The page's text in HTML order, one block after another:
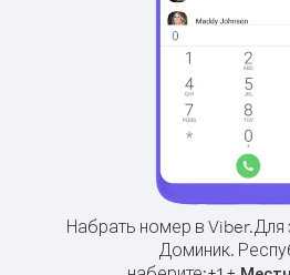
Набрать номер в Viber.Для
Доминик.